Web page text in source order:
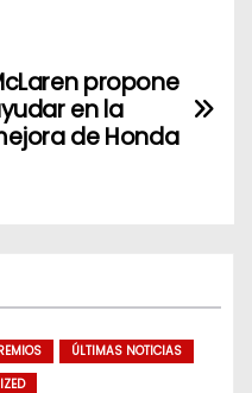
propone
en la
de Honda
ÚLTIMAS NOTICIAS